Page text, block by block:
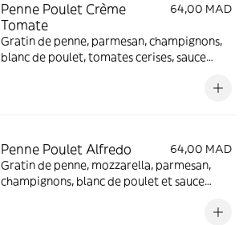
Penne Poulet Crème
Tomate
64,00 MAD
Gratin de penne, parmesan, champignons,
blanc de poulet, tomates cerises, sauce
Penne Poulet Alfredo
64,00 MAD
Gratin de penne, mozzarella, parmesan,
champignons, blanc de poulet et sauce